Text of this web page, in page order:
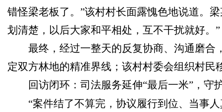
错怪梁老板了。”该村村长面露愧色地说道。
划清楚，以后大家和平相处，互不干扰就好。”
最终，经过一整天的反复协商、沟通磨
定双方林地的精准界线；该村村委会组织村
回访闭环：司法服务延伸“最后一米”，守
“案件结了不算完，协议履行到位、当事